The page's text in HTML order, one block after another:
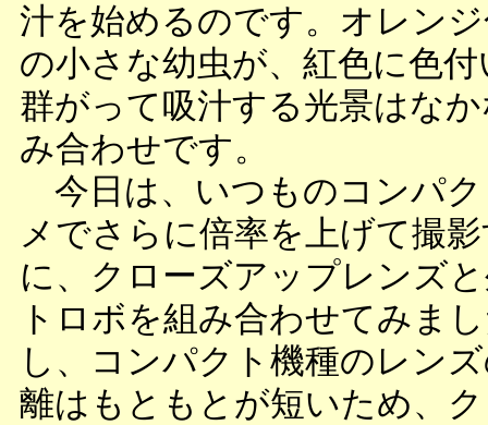
汁を始めるのです。オレン
の小さな幼虫が、紅色に色
群がって吸汁する光景はな
み合わせです。
今日は、いつものコンパ
メでさらに倍率を上げて撮
に、クローズアップレンズ
トロボを組み合わせてみま
し、コンパクト機種のレン
離はもともとが短いため、